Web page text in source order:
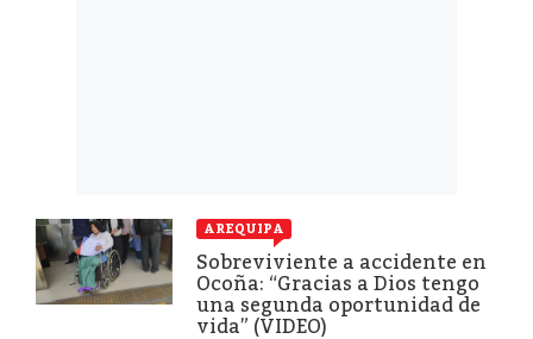
AREQUIPA
Sobreviviente a accidente en
Ocoña: “Gracias a Dios tengo
una segunda oportunidad de
vida” (VIDEO)